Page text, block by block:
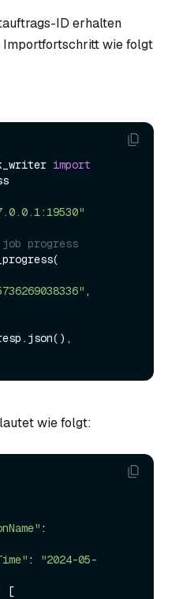
ID erhalten
Importfortschritt wie folgt
import
progress
,
wie folgt:
:
"2024-05-
[